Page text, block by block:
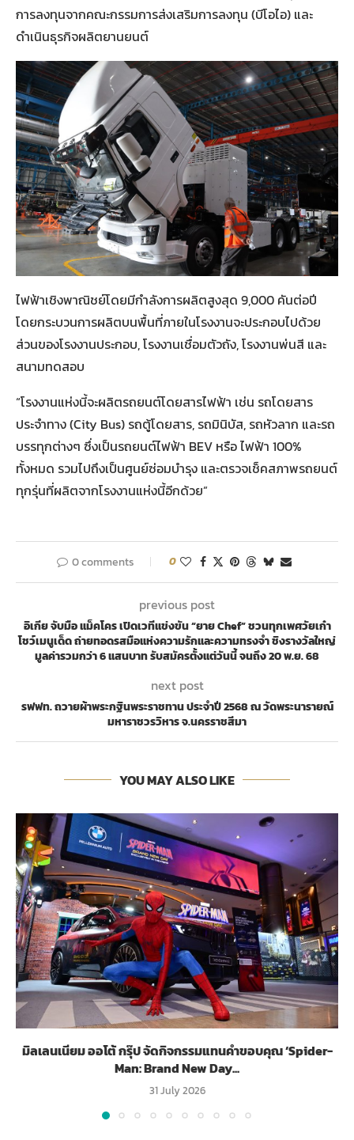
การลงทุนจากคณะกรรมการส่งเสริมการลงทุน (บีโอไอ) และ
ดำเนินธุรกิจผลิตยานยนต์
ไฟฟ้าเชิงพาณิชย์โดยมีกําลังการผลิตสูงสุด 9,000 คันต่อปี
โดยกระบวนการผลิตบนพื้นที่ภายในโรงงานจะประกอบไปด้วย
ส่วนของโรงงานประกอบ, โรงงานเชื่อมตัวถัง, โรงงานพ่นสี และ
สนามทดสอบ
“โรงงานแห่งนี้จะผลิตรถยนต์โดยสารไฟฟ้า เช่น รถโดยสาร
ประจำทาง (City Bus) รถตู้โดยสาร, รถมินิบัส, รถหัวลาก และรถ
บรรทุกต่างๆ ซึ่งเป็นรถยนต์ไฟฟ้า BEV หรือ ไฟฟ้า 100%
ทั้งหมด รวมไปถึงเป็นศูนย์ซ่อมบำรุง และตรวจเช็คสภาพรถยนต์
ทุกรุ่นที่ผลิตจากโรงงานแห่งนี้อีกด้วย”
0 comments 0
previous post
อิเกีย จับมือ แม็คโคร เปิดเวทีแข่งขัน “ยาย Chef” ชวนทุกเพศวัยเก๋า
โชว์เมนูเด็ด ถ่ายทอดรสมือแห่งความรักและความทรงจำ ชิงรางวัลใหญ่
มูลค่ารวมกว่า 6 แสนบาท รับสมัครตั้งแต่วันนี้ จนถึง 20 พ.ย. 68
next post
รฟฟท. ถวายผ้าพระกฐินพระราชทาน ประจำปี 2568 ณ วัดพระนารายณ์
มหาราชวรวิหาร จ.นครราชสีมา
YOU MAY ALSO LIKE
มิลเลนเนียม ออโต้ กรุ๊ป จัดกิจกรรมแทนคำขอบคุณ ‘Spider-
Man: Brand New Day...
31 July 2026